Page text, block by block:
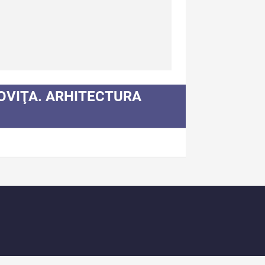
Editură
ARHITECTURA